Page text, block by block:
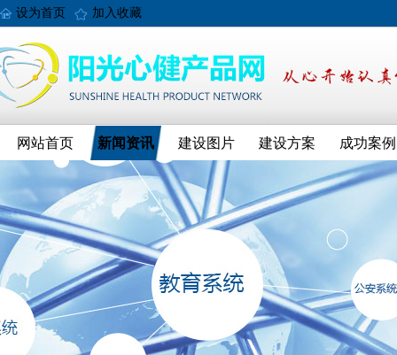
设为首页 加入收藏
网站首页 新闻资讯 建设图片 建设方案 成功案例